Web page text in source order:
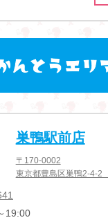
巣鴨駅前店
〒170-0002
東京都豊島区巣鴨2-4-
19:00